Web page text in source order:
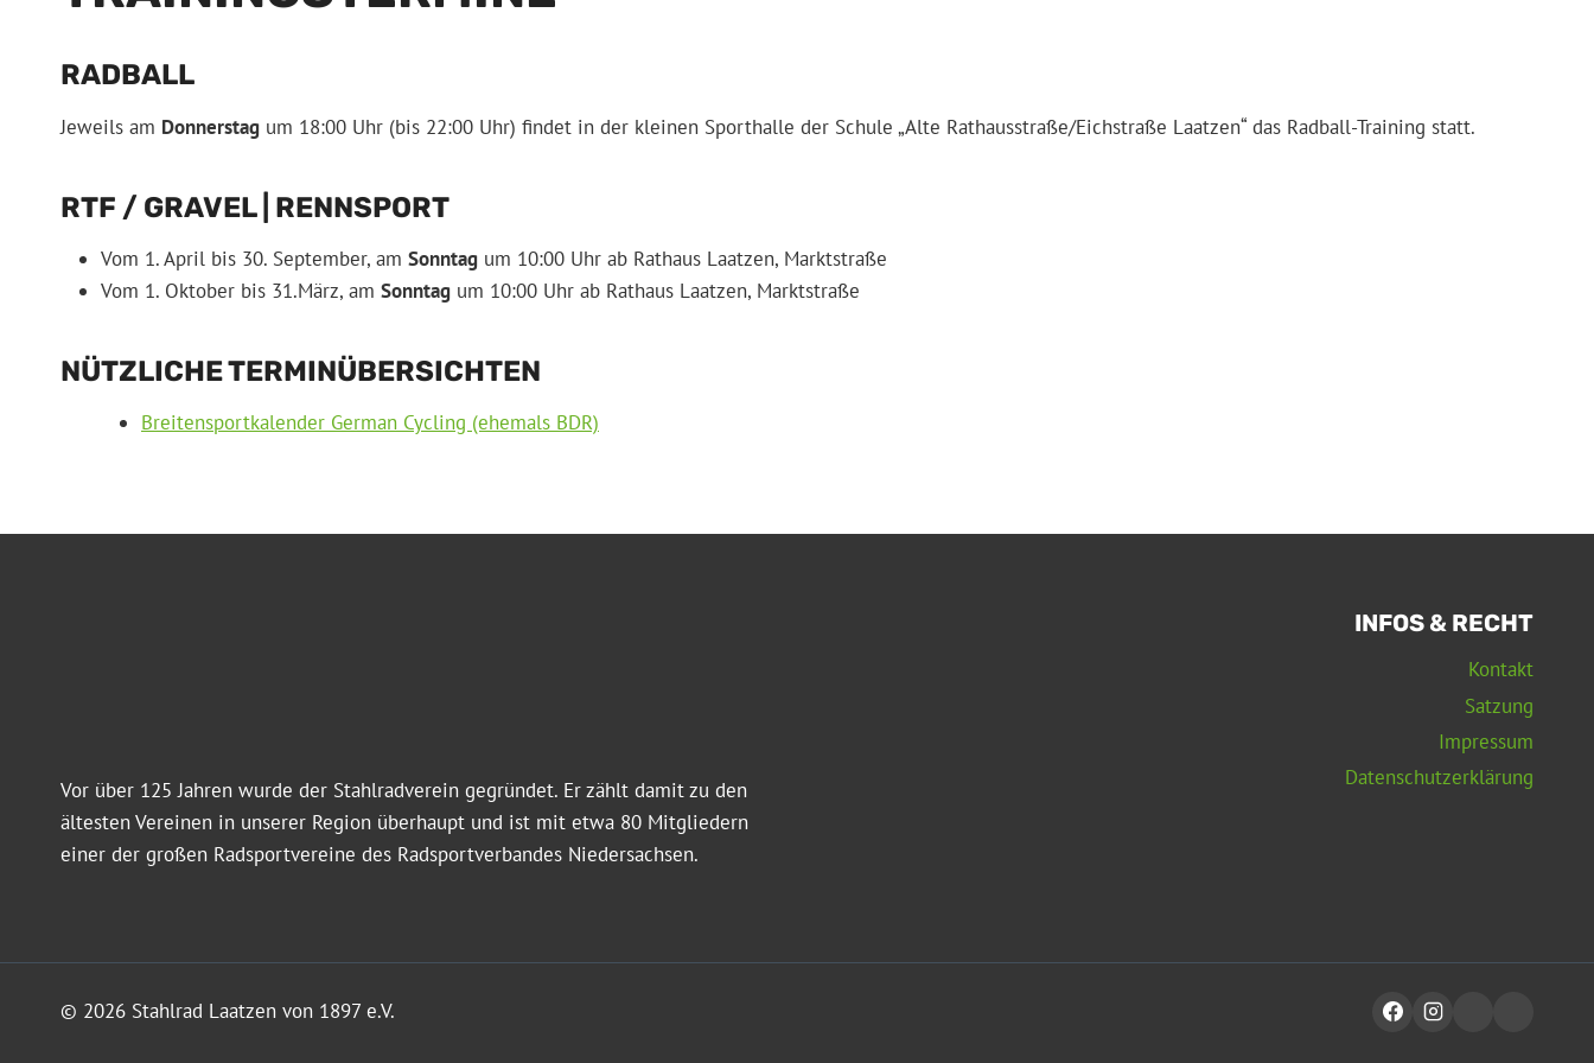
RADBALL
Jeweils am Donnerstag um 18:00 Uhr (bis 22:00 Uhr) findet in der kleinen Sporthalle der Schule „Alte Rathausstraße/Eichstraße Laatzen“ das Radball-Training statt.
RTF / GRAVEL | RENNSPORT
Vom 1. April bis 30. September, am Sonntag um 10:00 Uhr ab Rathaus Laatzen, Marktstraße
Vom 1. Oktober bis 31.März, am Sonntag um 10:00 Uhr ab Rathaus Laatzen, Marktstraße
NÜTZLICHE TERMINÜBERSICHTEN
Breitensportkalender German Cycling (ehemals BDR)
Vor über 125 Jahren wurde der Stahlradverein gegründet. Er zählt damit zu den
ältesten Vereinen in unserer Region überhaupt und ist mit etwa 80 Mitgliedern
einer der großen Radsportvereine des Radsportverbandes Niedersachsen.
INFOS & RECHT
Kontakt
Satzung
Impressum
Datenschutzerklärung
© 2026 Stahlrad Laatzen von 1897 e.V.